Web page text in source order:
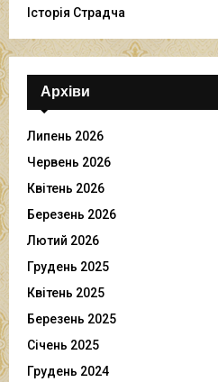
Історія Страдча
Архіви
Липень 2026
Червень 2026
Квітень 2026
Березень 2026
Лютий 2026
Грудень 2025
Квітень 2025
Березень 2025
Січень 2025
Грудень 2024